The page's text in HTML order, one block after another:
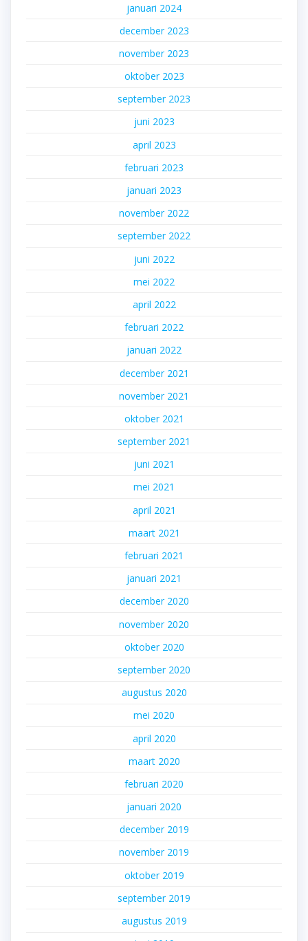
januari 2024
december 2023
november 2023
oktober 2023
september 2023
juni 2023
april 2023
februari 2023
januari 2023
november 2022
september 2022
juni 2022
mei 2022
april 2022
februari 2022
januari 2022
december 2021
november 2021
oktober 2021
september 2021
juni 2021
mei 2021
april 2021
maart 2021
februari 2021
januari 2021
december 2020
november 2020
oktober 2020
september 2020
augustus 2020
mei 2020
april 2020
maart 2020
februari 2020
januari 2020
december 2019
november 2019
oktober 2019
september 2019
augustus 2019